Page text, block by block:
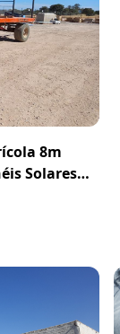
8m
Solares –